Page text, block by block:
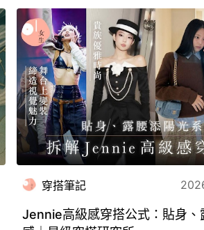
穿搭筆記
Jennie高級感穿搭公式：貼身、